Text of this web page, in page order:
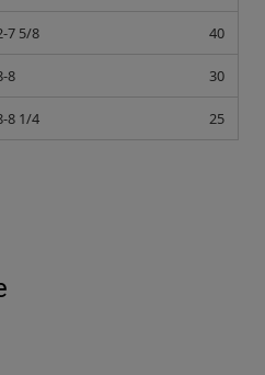
7 5/8 40
8 30
8 1/4 25